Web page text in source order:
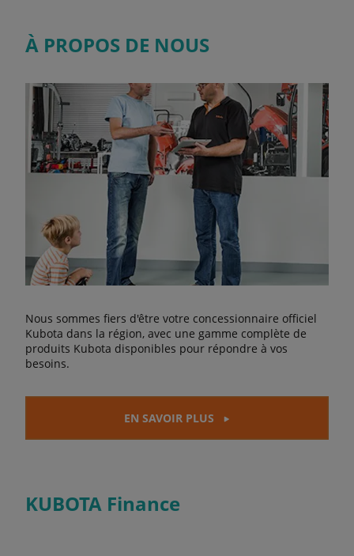
À PROPOS DE NOUS
Nous sommes fiers d'être votre concessionnaire officiel
Kubota dans la région, avec une gamme complète de
produits Kubota disponibles pour répondre à vos
besoins.
EN SAVOIR PLUS
KUBOTA Finance